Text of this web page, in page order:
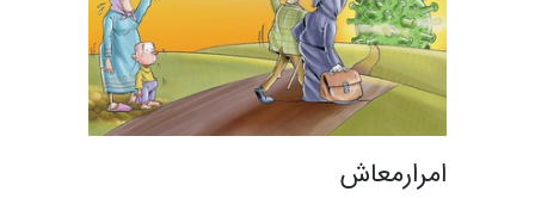
امرارمعاش